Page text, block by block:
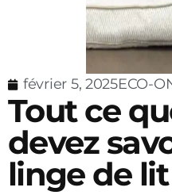
février 5, 2025ECO-
Tout ce
devez
linge de